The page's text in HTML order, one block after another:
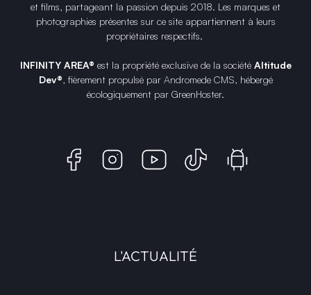
et films, partageant la passion depuis 2018. Les marques et
photographies présentes sur ce site appartiennent à leurs
propriétaires respectifs.
INFINITY AREA® est la propriété exclusive de la société Altitude
Dev®, fièrement propulsé par Andromede CMS, hébergé
écologiquement par GreenHoster.
L'ACTUALITÉ